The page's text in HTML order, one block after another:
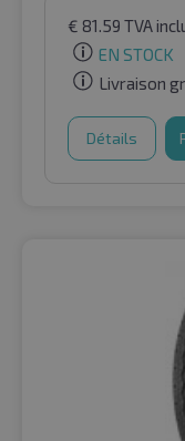
€ 81.59 TVA
EN STOCK
Livraison
Détails